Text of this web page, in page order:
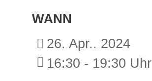
WANN
26. Apr.. 2024
16:30 - 19:30 Uhr